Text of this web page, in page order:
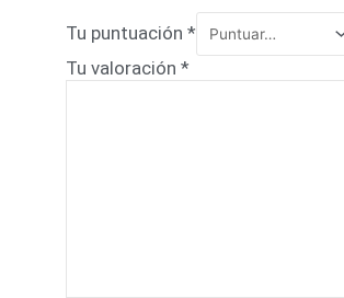
Tu puntuación *
Tu valoración *